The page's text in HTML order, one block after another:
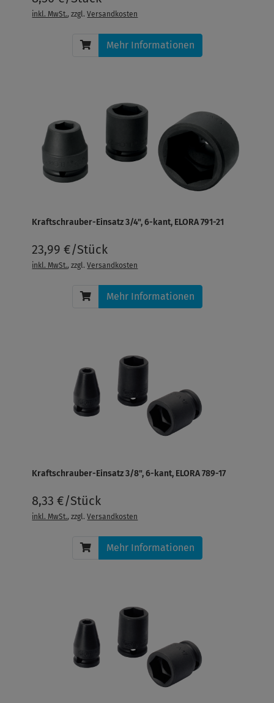
inkl. MwSt., zzgl.Versandkosten
Mehr Informationen
Kraftschrauber-Einsatz 3/4", 6-kant, ELORA 791-21
23,99 €/Stück
inkl. MwSt., zzgl.Versandkosten
Mehr Informationen
Kraftschrauber-Einsatz 3/8", 6-kant, ELORA 789-17
8,33 €/Stück
inkl. MwSt., zzgl.Versandkosten
Mehr Informationen